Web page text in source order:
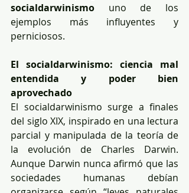
socialdarwinismo uno de los
ejemplos más influyentes y
perniciosos.
El socialdarwinismo: ciencia mal
entendida y poder bien
aprovechado
El socialdarwinismo surge a finales
del siglo XIX, inspirado en una lectura
parcial y manipulada de la teoría de
la evolución de Charles Darwin.
Aunque Darwin nunca afirmó que las
sociedades humanas debían